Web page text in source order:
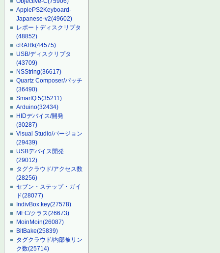
ApplePS2Keyboard-
Japanese-v2(49602)
レポートディスクリプタ
(48852)
cRARk(44575)
USB/ディスクリプタ
(43709)
NSString(36617)
Quartz Composer/パッチ
(36490)
SmartQ 5(35211)
Arduino(32434)
HIDデバイス/開発
(30287)
Visual Studio/バージョン
(29439)
USBデバイス開発
(29012)
タグクラウド/アクセス数
(28256)
セブン・ステップ・ガイ
ド(28077)
IndivBox.key(27578)
MFC/クラス(26673)
MoinMoin(26087)
BitBake(25839)
タグクラウド/内部被リン
ク数(25714)